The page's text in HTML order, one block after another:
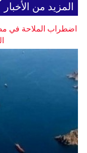
المزيد من الأخبار
اضطراب الملاحة في